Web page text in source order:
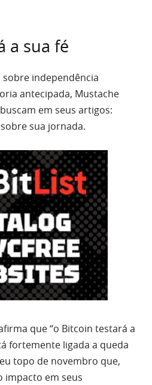
a sua fé
independência
antecipada, Mustache
em seus artigos:
sua jornada.
que “o Bitcoin testará a
fortemente ligada a queda
topo de novembro que,
impacto em seus